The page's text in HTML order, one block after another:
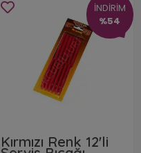
İNDİRİM
%54
Kırmızı Renk 12'li